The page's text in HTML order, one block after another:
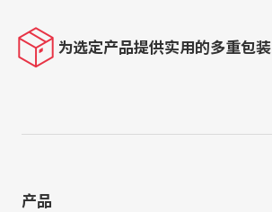
为选定产品提供实用的多重包装
产品